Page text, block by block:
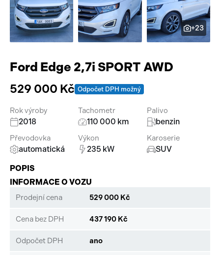
Pracovní stroje
Náhradní díly
Příslušenství
Auto a život
Videa
+23
Ford Edge 2,7i SPORT AWD
529 000 Kč Odpočet DPH možný
Rok výroby
2018
Tachometr
110 000 km
Palivo
benzin
Převodovka
automatická
Výkon
235 kW
Karoserie
SUV
POPIS
INFORMACE O VOZU
Prodejní cena 529 000 Kč
Cena bez DPH 437 190 Kč
Odpočet DPH ano